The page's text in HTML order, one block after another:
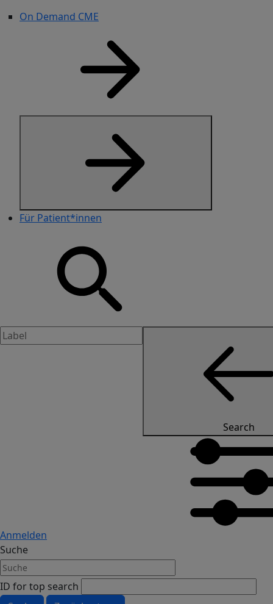
On Demand CME
Für Patient*innen
Search
Anmelden
Suche
ID for top search